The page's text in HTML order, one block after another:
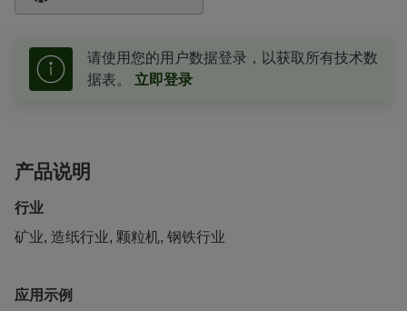
请使用您的用户数据登录，以获取所有技术数
据表。 立即登录
产品说明
行业
矿业, 造纸行业, 颗粒机, 钢铁行业
应用示例